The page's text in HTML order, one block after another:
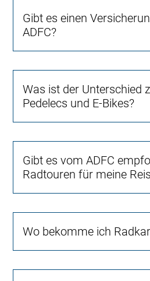
Gibt es einen
ADFC?
Was ist der Unterschied
Pedelecs und E-Bikes?
Gibt es vom ADFC
Radtouren für meine
Wo bekomme ich